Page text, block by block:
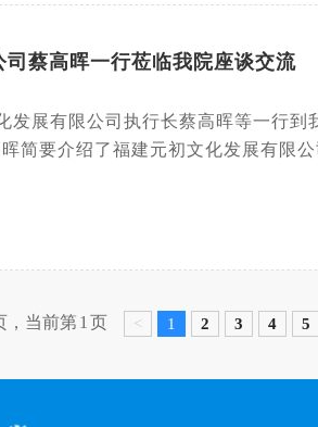
蔡高晖一行莅临我院座谈交流
发展有限公司执行长蔡高晖等一行
简要介绍了福建元初文化发展有限
，当前第 1 页 < 1 2 3 4 5